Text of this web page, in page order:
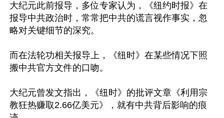
大纪元此前报导，多位专家认为，《纽约时报》在
报导中共政治时，常常把中共的谎言视作事实，忽
略对关键细节的深究。
而在法轮功相关报导上，《纽时》在某些情况下照
搬中共官方文件的口吻。
大纪元曾发文指出，《纽时》的批评文章《利用宗
教狂热赚取2.66亿美元》，就有中共背后影响的痕